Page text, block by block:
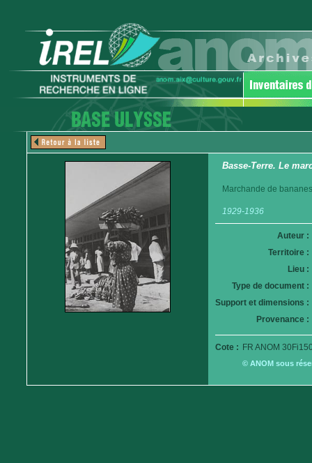
Basse-Terre. Le
Marchande de
1929-1936
Auteur :
Territoire :
Lieu :
Type de document :
Support et dimensions :
Provenance :
Cote : FR ANOM
© ANOM sous